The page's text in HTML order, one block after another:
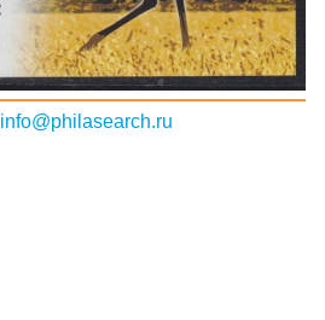
info@philasearch.ru